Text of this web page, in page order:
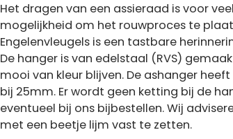
Het dragen van een assieraad is voor
mogelijkheid om het rouwproces te
Engelenvleugels is een tastbare
De hanger is van edelstaal (RVS)
mooi van kleur blijven. De ashanger
bij 25mm. Er wordt geen ketting bij de
eventueel bij ons bijbestellen. Wij
met een beetje lijm vast te zetten.